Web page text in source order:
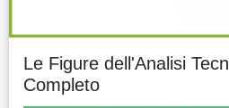
Le Figure dell'Analisi
Completo